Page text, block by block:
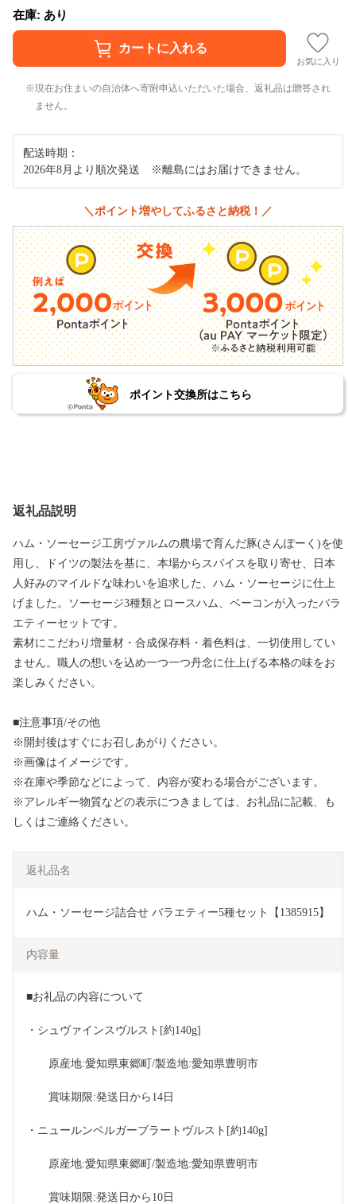
在庫: あり
お気に入り
現在お住まいの自治体へ寄附申込いただいた場合、返礼品は贈答され
ません。
配送時期：
2026年8月より順次発送 ※離島にはお届けできません。
＼ポイント増やしてふるさと納税！／
ポイント交換所はこちら
返礼品説明
ハム・ソーセージ工房ヴァルムの農場で育んだ豚(さんぽーく)を使
用し、ドイツの製法を基に、本場からスパイスを取り寄せ、日本
人好みのマイルドな味わいを追求した、ハム・ソーセージに仕上
げました。ソーセージ3種類とロースハム、ベーコンが入ったバラ
エティーセットです。
素材にこだわり増量材・合成保存料・着色料は、一切使用してい
ません。職人の想いを込め一つ一つ丹念に仕上げる本格の味をお
楽しみください。
■注意事項/その他
※開封後はすぐにお召しあがりください。
※画像はイメージです。
※在庫や季節などによって、内容が変わる場合がございます。
※アレルギー物質などの表示につきましては、お礼品に記載、も
しくはご連絡ください。
返礼品名
ハム・ソーセージ詰合せ バラエティー5種セット【1385915】
内容量
■お礼品の内容について
・シュヴァインスヴルスト[約140g]
原産地:愛知県東郷町/製造地:愛知県豊明市
賞味期限:発送日から14日
・ニュールンベルガーブラートヴルスト[約140g]
原産地:愛知県東郷町/製造地:愛知県豊明市
賞味期限:発送日から10日